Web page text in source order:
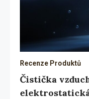
Recenze Produktů
Čistička